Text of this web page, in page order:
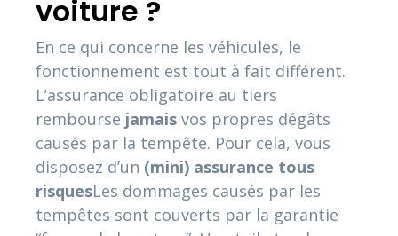
voiture ?
En ce qui concerne les véhicules, le
fonctionnement est tout à fait différent.
L’assurance obligatoire au tiers
rembourse jamais vos propres dégâts
causés par la tempête. Pour cela, vous
disposez d’un (mini) assurance tous
risquesLes dommages causés par les
tempêtes sont couverts par la garantie